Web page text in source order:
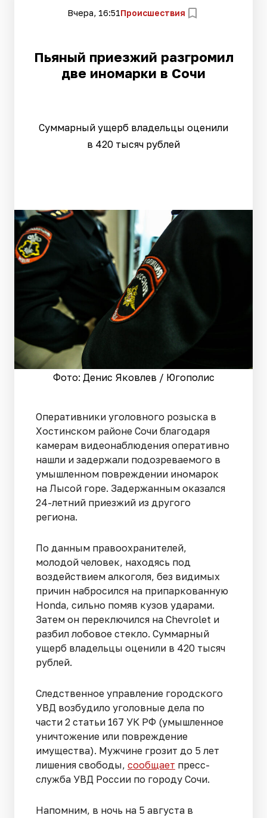
Вчера, 16:51Происшествия
Пьяный приезжий разгромил
две иномарки в Сочи
Суммарный ущерб владельцы оценили
в 420 тысяч рублей
Фото: Денис Яковлев / Югополис
Оперативники уголовного розыска в
Хостинском районе Сочи благодаря
камерам видеонаблюдения оперативно
нашли и задержали подозреваемого в
умышленном повреждении иномарок
на Лысой горе. Задержанным оказался
24-летний приезжий из другого
региона.
По данным правоохранителей,
молодой человек, находясь под
воздействием алкоголя, без видимых
причин набросился на припаркованную
Honda, сильно помяв кузов ударами.
Затем он переключился на Chevrolet и
разбил лобовое стекло. Суммарный
ущерб владельцы оценили в 420 тысяч
рублей.
Следственное управление городского
УВД возбудило уголовные дела по
части 2 статьи 167 УК РФ (умышленное
уничтожение или повреждение
имущества). Мужчине грозит до 5 лет
лишения свободы, сообщает пресс-
служба УВД России по городу Сочи.
Напомним, в ночь на 5 августа в